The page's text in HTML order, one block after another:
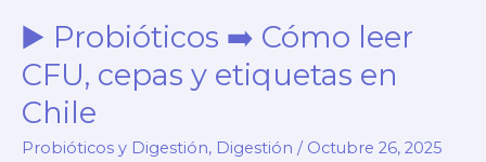
vegetal,
digestibilidad
timing
(guía)
▶️ Probióticos ➡️ Cómo leer
CFU, cepas y etiquetas en
Chile
Probióticos y Digestión, Digestión / Octubre 26, 2025